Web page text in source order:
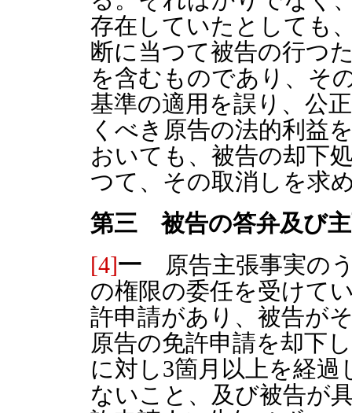
存在していたとしても
断に当つて被告の行つ
を含むものであり、そ
基準の適用を誤り、公
くべき原告の法的利益
おいても、被告の却下
つて、その取消しを求
第三 被告の答弁及び
[4]一 原告主張事実の
の権限の委任を受けて
許申請があり、被告が
原告の免許申請を却下
に対し3箇月以上を経
ないこと、及び被告が